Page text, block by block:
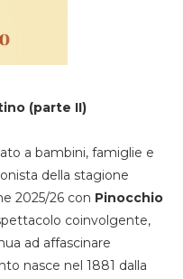
(parte II)
a bambini, famiglie e
della stagione
2025/26 con Pinocchio
coinvolgente,
ad affascinare
nasce nel 1881 dalla